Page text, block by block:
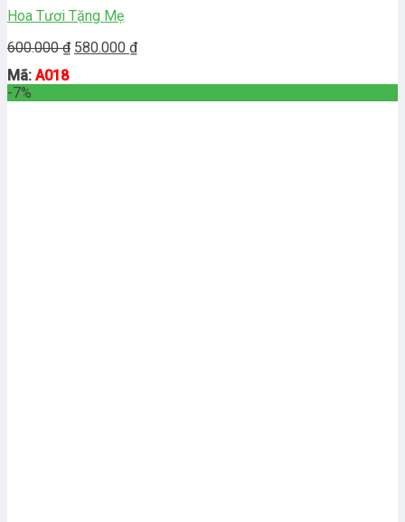
Hoa Tươi Tặng Mẹ
600.000₫ Giá
là:
600.000 ₫.
580.000 ₫Giá
tại
là:
Mã: A018
-7%